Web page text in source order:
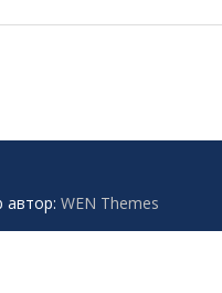
автор: WEN Themes